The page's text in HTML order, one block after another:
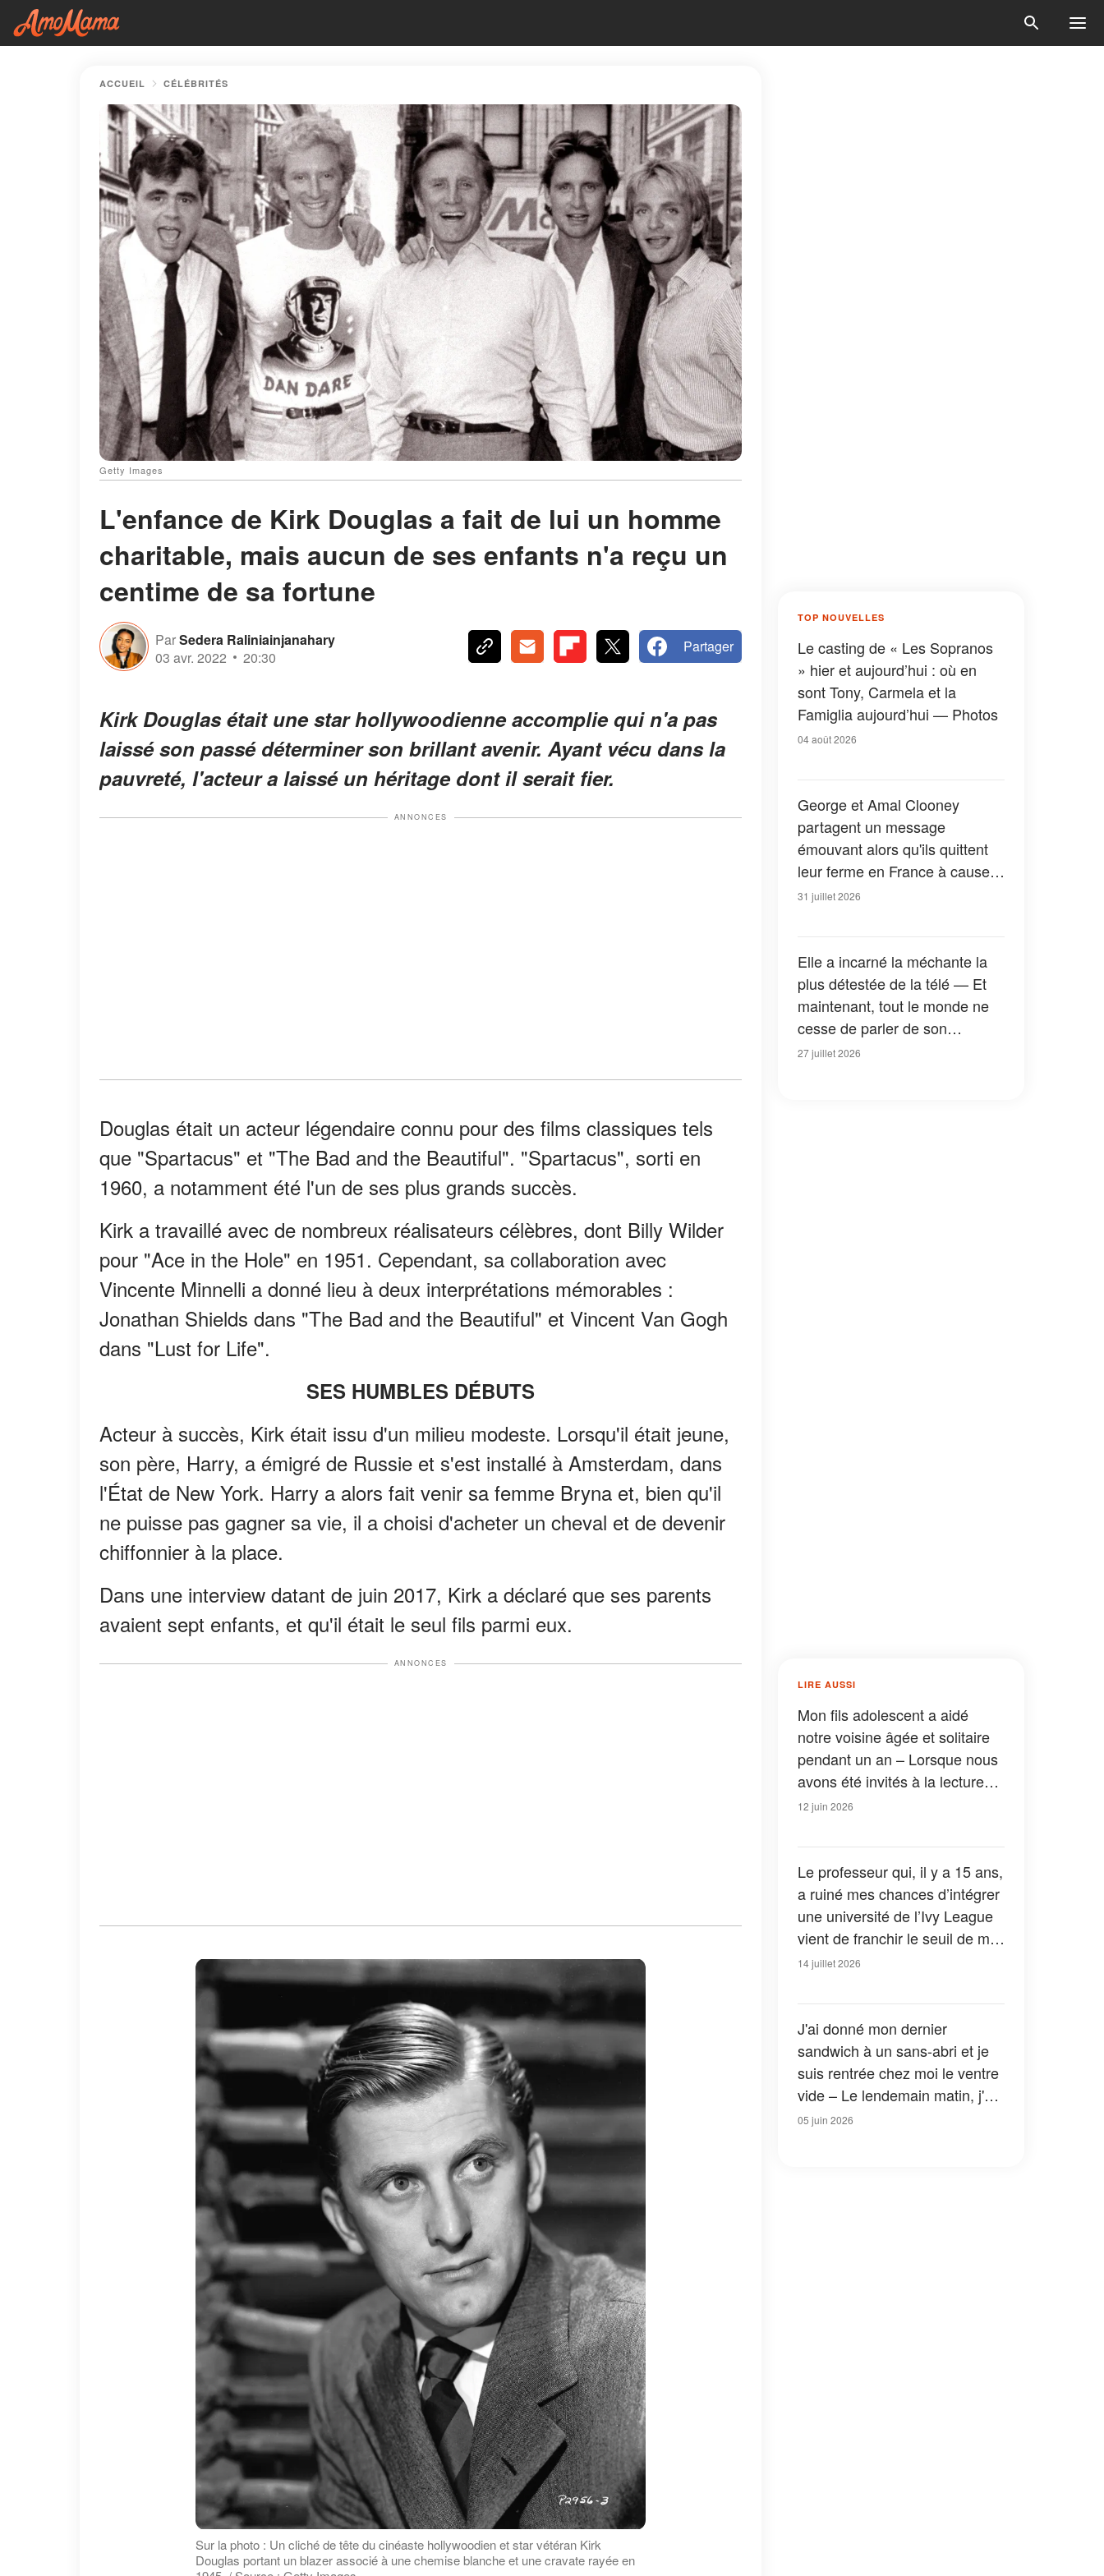
ACCUEIL CÉLÉBRITÉS
Getty Images
L'enfance de Kirk Douglas a fait de lui un homme
charitable, mais aucun de ses enfants n'a reçu un
centime de sa fortune
ParSedera Raliniainjanahary
03 avr. 2022
20:30
Partager
Kirk Douglas était une star hollywoodienne accomplie qui n'a pas
laissé son passé déterminer son brillant avenir. Ayant vécu dans la
pauvreté, l'acteur a laissé un héritage dont il serait fier.
ANNONCES
Douglas était un acteur légendaire connu pour des films classiques tels
que "Spartacus" et "The Bad and the Beautiful". "Spartacus", sorti en
1960, a notamment été l'un de ses plus grands succès.
Kirk a travaillé avec de nombreux réalisateurs célèbres, dont Billy Wilder
pour "Ace in the Hole" en 1951. Cependant, sa collaboration avec
Vincente Minnelli a donné lieu à deux interprétations mémorables :
Jonathan Shields dans "The Bad and the Beautiful" et Vincent Van Gogh
dans "Lust for Life".
SES HUMBLES DÉBUTS
Acteur à succès, Kirk était issu d'un milieu modeste. Lorsqu'il était jeune,
son père, Harry, a émigré de Russie et s'est installé à Amsterdam, dans
l'État de New York. Harry a alors fait venir sa femme Bryna et, bien qu'il
ne puisse pas gagner sa vie, il a choisi d'acheter un cheval et de devenir
chiffonnier à la place.
Dans une interview datant de juin 2017, Kirk a déclaré que ses parents
avaient sept enfants, et qu'il était le seul fils parmi eux.
ANNONCES
Sur la photo : Un cliché de tête du cinéaste hollywoodien et star vétéran Kirk
Douglas portant un blazer associé à une chemise blanche et une cravate rayée en
TOP NOUVELLES
Le casting de « Les Sopranos
» hier et aujourd’hui : où en
sont Tony, Carmela et la
Famiglia aujourd’hui — Photos
04 août 2026
George et Amal Clooney
partagent un message
émouvant alors qu'ils quittent
leur ferme en France à cause
des feux de forêt — Tous les
31 juillet 2026
Elle a incarné la méchante la
plus détestée de la télé — Et
maintenant, tout le monde ne
cesse de parler de son
apparition dans la nouvelle
27 juillet 2026
LIRE AUSSI
Mon fils adolescent a aidé
notre voisine âgée et solitaire
pendant un an – Lorsque nous
avons été invités à la lecture
finale de son testament, sa
dernière enveloppe
12 juin 2026
Le professeur qui, il y a 15 ans,
a ruiné mes chances d’intégrer
une université de l’Ivy League
vient de franchir le seuil de ma
clinique privée pour me
14 juillet 2026
J'ai donné mon dernier
sandwich à un sans-abri et je
suis rentrée chez moi le ventre
vide – Le lendemain matin, j'ai
trouvé une enveloppe devant
05 juin 2026